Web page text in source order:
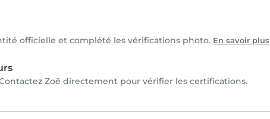
officielle et complété les vérifications photo. En savoir plus
Zoë directement pour vérifier les certifications.